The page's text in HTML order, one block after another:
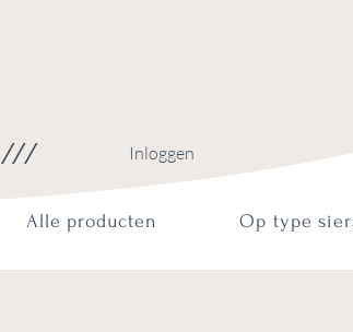
/// Inloggen
Alle producten Op type